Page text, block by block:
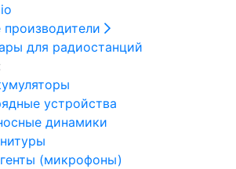
производители
для радиостанций
устройства
динамики
(микрофоны)